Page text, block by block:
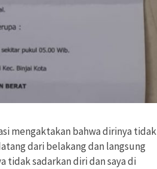
mengaktakan bahwa dirinya tidak
dari belakang dan langsung
tidak sadarkan diri dan saya di